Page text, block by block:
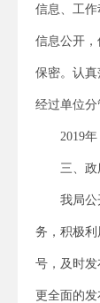
信息、工
信息公开
保密。认
经过单位分
2019
三、
我局公
务，积极利
号，及时发
更全面的发